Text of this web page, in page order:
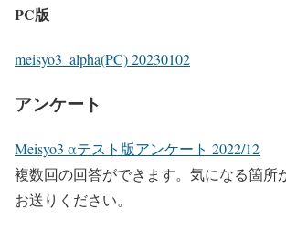
PC版
meisyo3_alpha(PC) 20230102
アンケート
Meisyo3 αテスト版アンケート 2022/12
複数回の回答ができます。気になる箇所
お送りください。